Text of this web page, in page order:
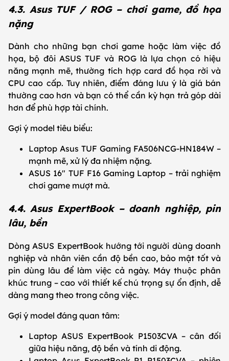
4.3. Asus TUF / ROG – chơi game, đồ họa
nặng
Dành cho những bạn chơi game hoặc làm việc đồ
họa, bộ đôi ASUS TUF và ROG là lựa chọn có hiệu
năng mạnh mẽ, thường tích hợp card đồ họa rời và
CPU cao cấp. Tuy nhiên, điểm đáng lưu ý là giá bán
thường cao hơn và bạn có thể cần kỳ hạn trả góp dài
hơn để phù hợp tài chính.
Gợi ý model tiêu biểu:
Laptop Asus TUF Gaming FA506NCG-HN184W –
mạnh mẽ, xử lý đa nhiệm nặng.
ASUS 16" TUF F16 Gaming Laptop – trải nghiệm
chơi game mượt mà.
4.4. Asus ExpertBook – doanh nghiệp, pin
lâu, bền
Dòng ASUS ExpertBook hướng tới người dùng doanh
nghiệp và nhân viên cần độ bền cao, bảo mật tốt và
pin dùng lâu để làm việc cả ngày. Máy thuộc phân
khúc trung – cao với thiết kế chú trọng sự ổn định, dễ
dàng mang theo trong công việc.
Gợi ý model đáng quan tâm:
Laptop ASUS ExpertBook P1503CVA – cân đối
giữa hiệu năng, độ bền và tính di động.